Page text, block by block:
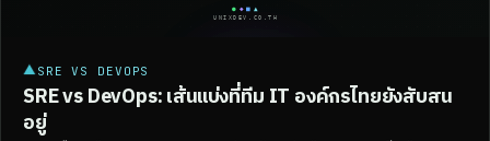
▲SRE VS DEVOPS
SRE vs DevOps: เส้นแบ่งที่ทีม IT องค์กรไทยยังสับสน
อยู่